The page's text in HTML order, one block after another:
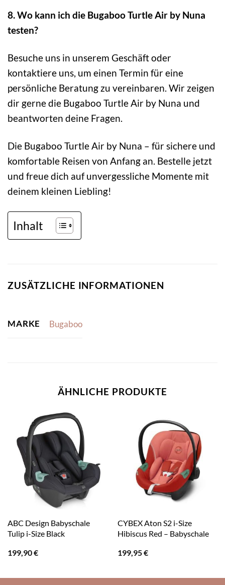
8. Wo kann ich die Bugaboo Turtle Air by Nuna
testen?
Besuche uns in unserem Geschäft oder
kontaktiere uns, um einen Termin für eine
persönliche Beratung zu vereinbaren. Wir zeigen
dir gerne die Bugaboo Turtle Air by Nuna und
beantworten deine Fragen.
Die Bugaboo Turtle Air by Nuna – für sichere und
komfortable Reisen von Anfang an. Bestelle jetzt
und freue dich auf unvergessliche Momente mit
deinem kleinen Liebling!
Inhalt
ZUSÄTZLICHE INFORMATIONEN
MARKE Bugaboo
ÄHNLICHE PRODUKTE
ABC Design Babyschale
Tulip i-Size Black
199,90€
CYBEX Aton S2 i-Size
Hibiscus Red – Babyschale
199,95€